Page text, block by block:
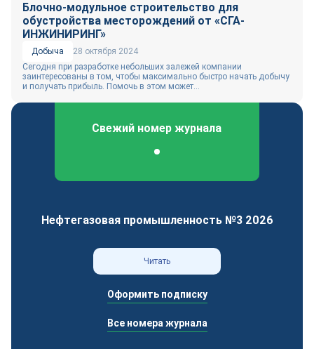
Блочно-модульное строительство для
обустройства месторождений от «СГА-
ИНЖИНИРИНГ»
Добыча
28 октября 2024
Сегодня при разработке небольших залежей компании
заинтересованы в том, чтобы максимально быстро начать добычу
и получать прибыль. Помочь в этом может...
Свежий номер журнала
Нефтегазовая промышленность №3 2026
Читать
Оформить подписку
Все номера журнала